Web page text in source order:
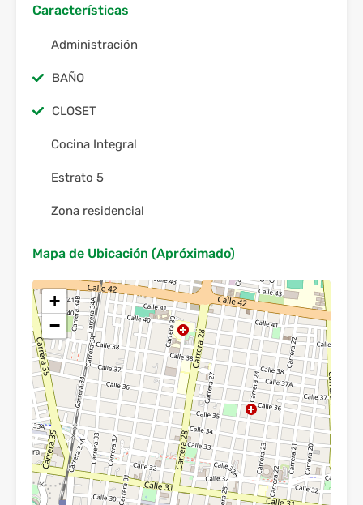
Características
Administración
BAÑO
CLOSET
Cocina Integral
Estrato 5
Zona residencial
Mapa de Ubicación (Apróximado)
+
−